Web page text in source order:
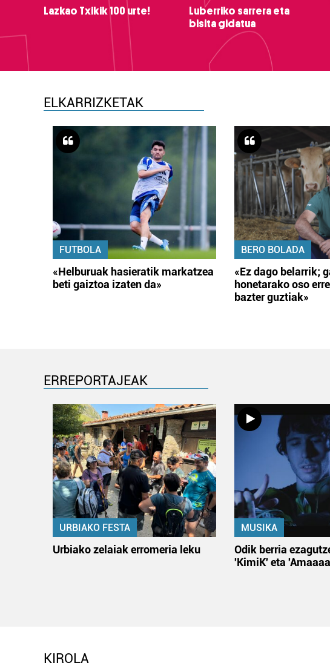
Lazkao Txikik 100 urte!
Luberriko sarrera eta
bisita gidatua
ELKARRIZKETAK
FUTBOLA
«Helburuak hasieratik markatzea
beti gaiztoa izaten da»
BERO BOLADA
«Ez dago belarrik;
honetarako oso
bazter guztiak»
ERREPORTAJEAK
URBIAKO FESTA
Urbiako zelaiak erromeria leku
MUSIKA
Odik berria
'KimiK' eta
KIROLA